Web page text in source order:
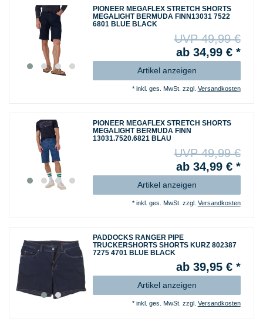
PIONEER MEGAFLEX STRETCH SHORTS
MEGALIGHT BERMUDA FINN13031 7522
6801 BLUE BLACK
UVP 49,99 €
ab 34,99 € *
Artikel anzeigen
* inkl. ges. MwSt. zzgl. Versandkosten
PIONEER MEGAFLEX STRETCH SHORTS
MEGALIGHT BERMUDA FINN
13031.7520.6821 BLAU
UVP 49,99 €
ab 34,99 € *
Artikel anzeigen
* inkl. ges. MwSt. zzgl. Versandkosten
PADDOCKS RANGER PIPE
TRUCKERSHORTS SHORTS KURZ 802387
7275 4701 BLUE BLACK
ab 39,95 € *
Artikel anzeigen
* inkl. ges. MwSt. zzgl. Versandkosten